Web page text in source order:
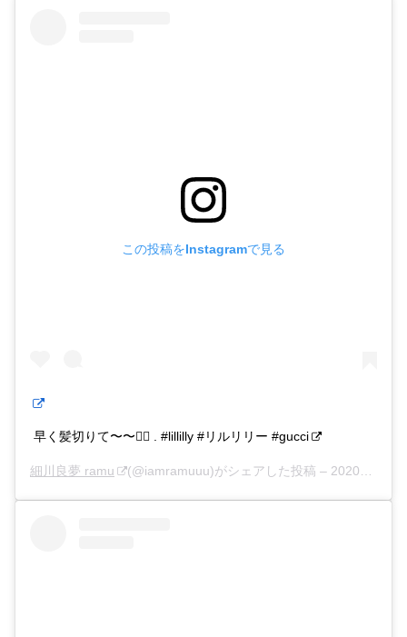
この投稿をInstagramで見る
早く髪切りて〜〜💇‍♀️ . #lillilly #リルリリー #gucci
細川良夢 ramu (@iamramuuu)がシェアした投稿 – 2020年 5月月31日午前6時47分PDT